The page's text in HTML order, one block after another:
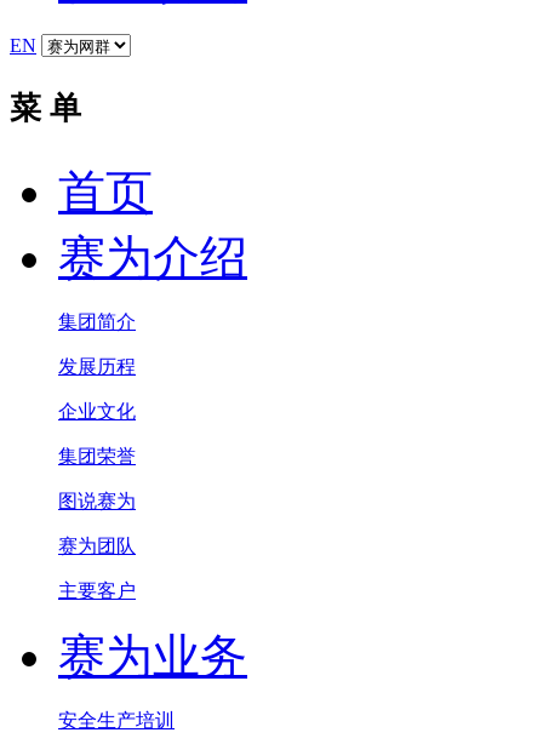
EN
菜 单
首页
赛为介绍
集团简介
发展历程
企业文化
集团荣誉
图说赛为
赛为团队
主要客户
赛为业务
安全生产培训